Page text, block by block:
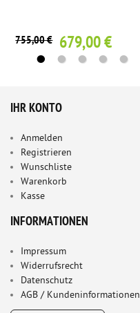
755,00 € 679,00 €
IHR KONTO
Anmelden
Registrieren
Wunschliste
Warenkorb
Kasse
INFORMATIONEN
Impressum
Widerrufsrecht
Datenschutz
AGB / Kundeninformationen